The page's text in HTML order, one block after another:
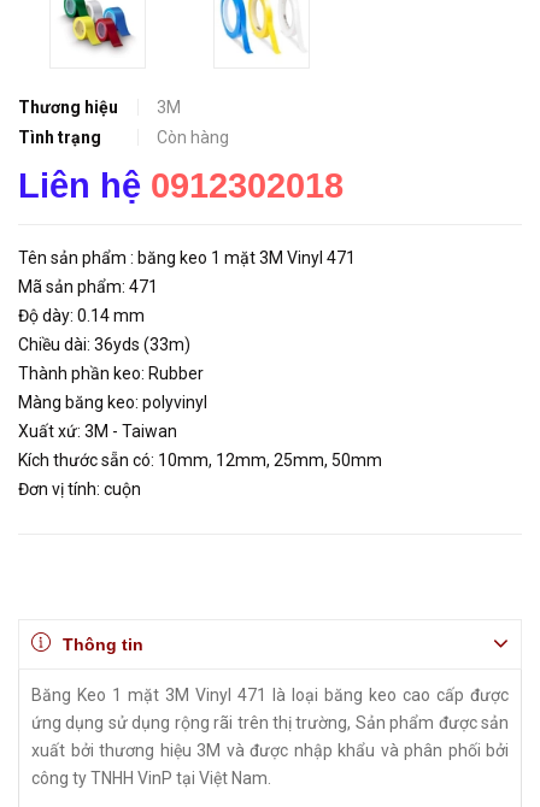
Thương hiệu
3M
Tình trạng
Còn hàng
Liên hệ 0912302018
Tên sản phẩm : băng keo 1 mặt 3M Vinyl 471
Mã sản phẩm: 471
Độ dày: 0.14 mm
Chiều dài: 36yds (33m)
Thành phần keo: Rubber
Màng băng keo: polyvinyl
Xuất xứ: 3M - Taiwan
Kích thước sẵn có: 10mm, 12mm, 25mm, 50mm
Đơn vị tính: cuộn
Thông tin
Băng Keo 1 mặt 3M Vinyl 471 là loại băng keo cao cấp được
ứng dụng sử dụng rộng rãi trên thị trường, Sản phẩm được sản
xuất bởi thương hiệu 3M và được nhập khẩu và phân phối bởi
công ty TNHH VinP tại Việt Nam.